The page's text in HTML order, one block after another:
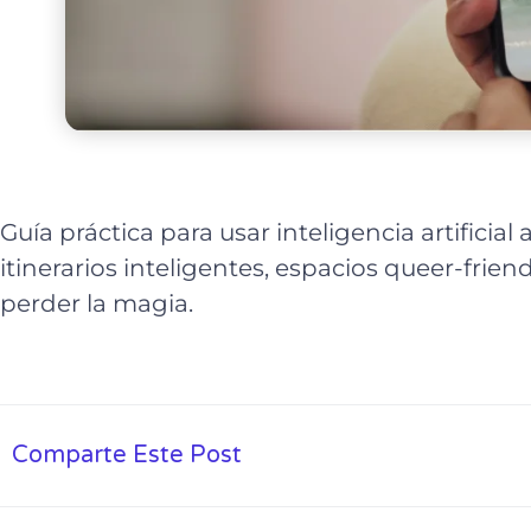
Guía práctica para usar inteligencia artificial
itinerarios inteligentes, espacios queer-
perder la magia.
Comparte Este Post